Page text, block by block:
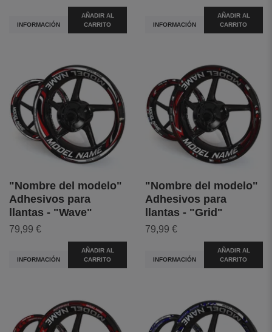
INFORMACIÓN
AÑADIR AL
CARRITO
INFORMACIÓN
AÑADIR AL
CARRITO
"Nombre del modelo"
Adhesivos para
llantas - "Wave"
79,99 €
INFORMACIÓN
AÑADIR AL
CARRITO
"Nombre del modelo"
Adhesivos para
llantas - "Grid"
79,99 €
INFORMACIÓN
AÑADIR AL
CARRITO